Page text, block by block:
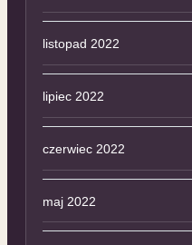
listopad 2022
lipiec 2022
czerwiec 2022
maj 2022